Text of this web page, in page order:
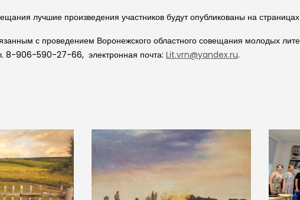
лучшие произведения участников будут опубликованы на
с проведением Воронежского областного совещания молодых
8-906-590-27-66, электронная почта: Lit.vrn@yandex.ru.